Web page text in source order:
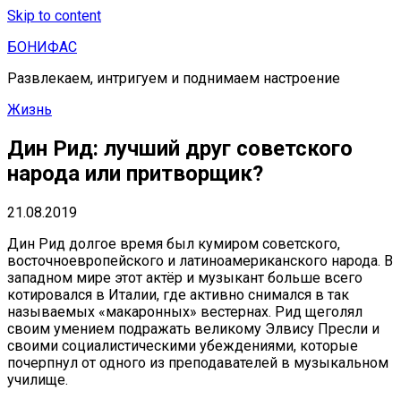
Skip to content
БОНИФАС
Развлекаем, интригуем и поднимаем настроение
Жизнь
Дин Рид: лучший друг советского
народа или притворщик?
21.08.2019
Дин Рид долгое время был кумиром советского,
восточноевропейского и латиноамериканского народа. В
западном мире этот актёр и музыкант больше всего
котировался в Италии, где активно снимался в так
называемых «макаронных» вестернах. Рид щеголял
своим умением подражать великому Элвису Пресли и
своими социалистическими убеждениями, которые
почерпнул от одного из преподавателей в музыкальном
училище.